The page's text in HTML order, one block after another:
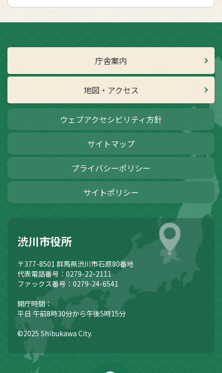
庁舎案内
地図・アクセス
ウェブアクセシビリティ方針
サイトマップ
プライバシーポリシー
サイトポリシー
渋川市役所
〒377-8501 群馬県渋川市石原80番地
代表電話番号：0279-22-2111
ファックス番号：0279-24-6541
開庁時間：
平日 午前8時30分から午後5時15分
©2025 Shibukawa City.